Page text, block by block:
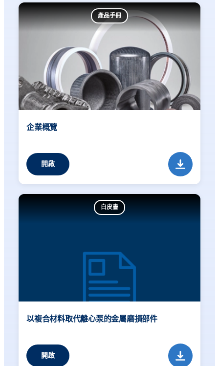
產品手冊
企業概覽
開啟
白皮書
以複合材料取代離心泵的金屬磨損部件
開啟